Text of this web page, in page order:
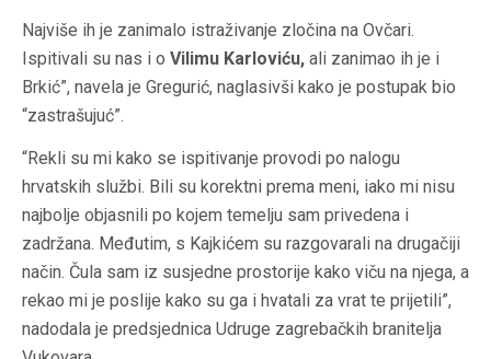
Najviše ih je zanimalo istraživanje zločina na Ovčari.
Ispitivali su nas i o Vilimu Karloviću, ali zanimao ih je i
Brkić”, navela je Gregurić, naglasivši kako je postupak bio
“zastrašujuć”.
“Rekli su mi kako se ispitivanje provodi po nalogu
hrvatskih službi. Bili su korektni prema meni, iako mi nisu
najbolje objasnili po kojem temelju sam privedena i
zadržana. Međutim, s Kajkićem su razgovarali na drugačiji
način. Čula sam iz susjedne prostorije kako viču na njega, a
rekao mi je poslije kako su ga i hvatali za vrat te prijetili”,
nadodala je predsjednica Udruge zagrebačkih branitelja